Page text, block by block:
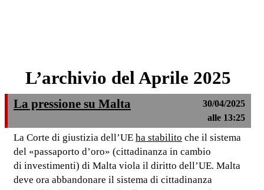
L’archivio del Aprile 2025
La pressione su Malta
30/04/2025
alle 13:25
La Corte di giustizia dell’UE ha stabilito che il sistema
del «passaporto d’oro» (cittadinanza in cambio
di investimenti) di Malta viola il diritto dell’UE. Malta
deve ora abbandonare il sistema di cittadinanza